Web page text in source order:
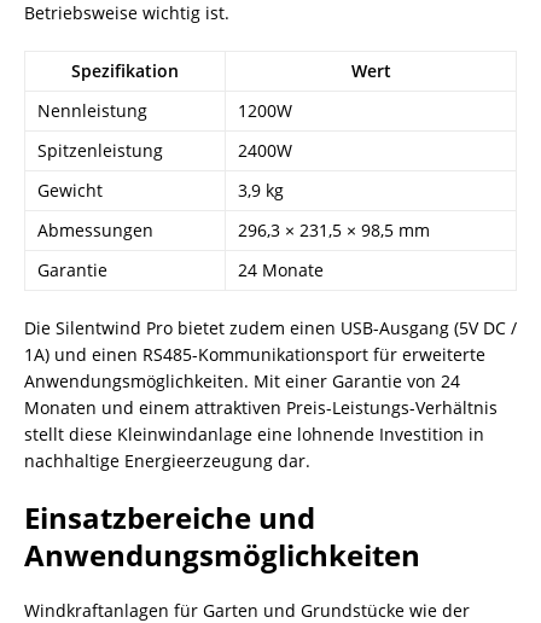
Betriebsweise wichtig ist.
Spezifikation
Wert
Nennleistung
1200W
Spitzenleistung
2400W
Gewicht
3,9 kg
Abmessungen
296,3 × 231,5 × 98,5 mm
Garantie
24 Monate
Die Silentwind Pro bietet zudem einen USB-Ausgang (5V DC /
1A) und einen RS485-Kommunikationsport für erweiterte
Anwendungsmöglichkeiten. Mit einer Garantie von 24
Monaten und einem attraktiven Preis-Leistungs-Verhältnis
stellt diese Kleinwindanlage eine lohnende Investition in
nachhaltige Energieerzeugung dar.
Einsatzbereiche und
Anwendungsmöglichkeiten
Windkraftanlagen für Garten und Grundstücke wie der